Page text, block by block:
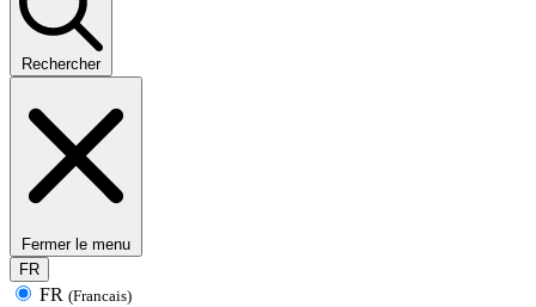
Rechercher
Fermer le menu
FR
FR (Francais)